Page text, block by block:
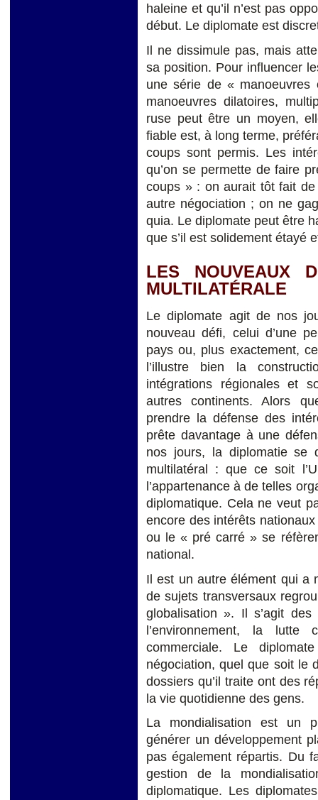
haleine et qu’il n’est pas
début. Le diplomate est
Il ne dissimule pas, mais
sa position. Pour influencer
une série de « manoeuvres
manoeuvres dilatoires,
ruse peut être un moyen,
fiable est, à long terme,
coups sont permis. Les
qu’on se permette de faire
coups » : on aurait tôt fait
autre négociation ; on ne
quia. Le diplomate peut être
que s’il est solidement étayé
LES NOUVEAUX
MULTILATÉRALE
Le diplomate agit de nos
nouveau défi, celui d’une
pays ou, plus exactement,
l’illustre bien la
intégrations régionales et
autres continents. Alors
prendre la défense des
prête davantage à une
nos jours, la diplomatie se
multilatéral : que ce soit
l’appartenance à de telles
diplomatique. Cela ne veut
encore des intérêts
ou le « pré carré » se
national.
Il est un autre élément qui a
de sujets transversaux
globalisation ». Il s’agit des
l’environnement, la
commerciale. Le
négociation, quel que soit le
dossiers qu’il traite ont des
la vie quotidienne des gens.
La mondialisation est un
générer un développement
pas également répartis. Du
gestion de la
diplomatique. Les